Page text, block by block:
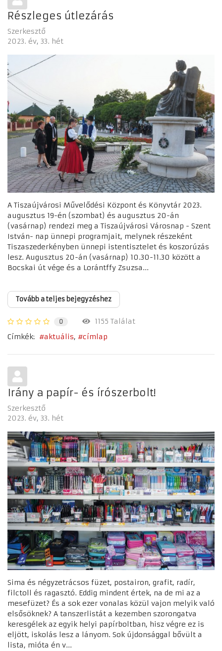
Részleges útlezárás
Szerkesztő
2023. év 33. hét
A Tiszaújvárosi Művelődési Központ és Könyvtár 2023.
augusztus 19-én (szombat) és augusztus 20-án
(vasárnap) rendezi meg a Tiszaújvárosi Városnap - Szent
István- nap ünnepi programjait, melynek részeként
Tiszaszederkényben ünnepi istentisztelet és koszorúzás
lesz. Augusztus 20-án (vasárnap) 10.30-11.30 között a
Bocskai út vége és a Lorántffy Zsuzsa...
Tovább a teljes bejegyzéshez
0
1155 Találat
Címkék:
aktuális címlap
Irány a papír- és írószerbolt!
Szerkesztő
2023. év 33. hét
Sima és négyzetrácsos füzet, postairon, grafit, radír,
filctoll és ragasztó. Eddig mindent értek, na de mi az a
mesefüzet? És a sok ezer vonalas közül vajon melyik való
elsősöknek? A tanszerlistát a kezemben szorongatva
keresgélek az egyik helyi papírboltban, hisz végre ez is
eljött, iskolás lesz a lányom. Sok újdonsággal bővült a
lista, mióta én v...